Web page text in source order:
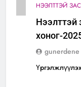
НЭЭЛТТЭЙ
Нээлттэй
хоног-